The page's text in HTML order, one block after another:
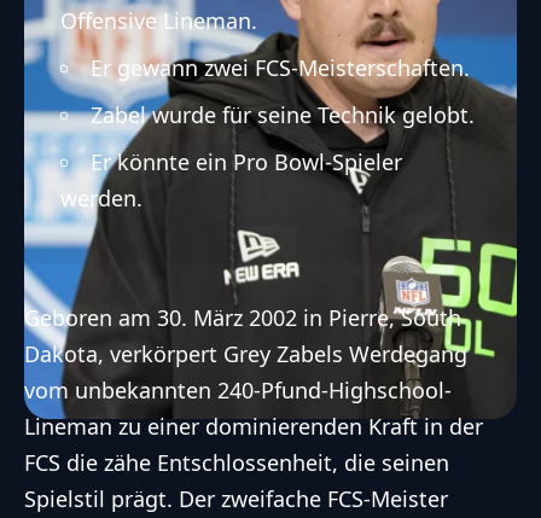
Offensive Lineman.
Er gewann zwei FCS-Meisterschaften.
Zabel wurde für seine Technik gelobt.
Er könnte ein Pro Bowl-Spieler
werden.
Geboren am 30. März 2002 in Pierre, South
Dakota, verkörpert Grey Zabels Werdegang
vom unbekannten 240-Pfund-Highschool-
Lineman zu einer dominierenden Kraft in der
FCS die zähe Entschlossenheit, die seinen
Spielstil prägt. Der zweifache FCS-Meister